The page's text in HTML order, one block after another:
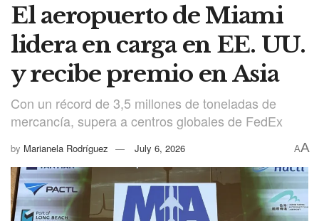
El aeropuerto de Miami
lidera en carga en EE. UU.
y recibe premio en Asia
Con un récord de 3,5 millones de toneladas de
mercancía, supera a centros globales de FedEx
by Marianela Rodríguez July 6, 2026 AA